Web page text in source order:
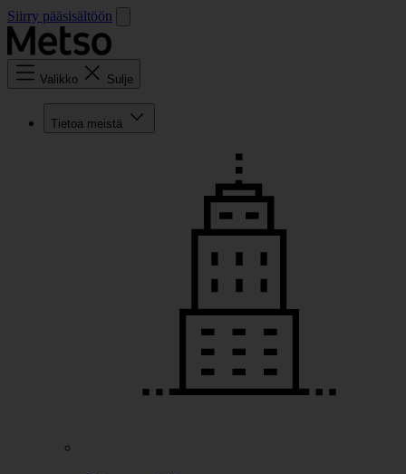
Siirry pääsisältöön
Valikko Sulje
Tietoa meistä